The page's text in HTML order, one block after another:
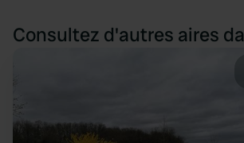
Consultez d'autres aires